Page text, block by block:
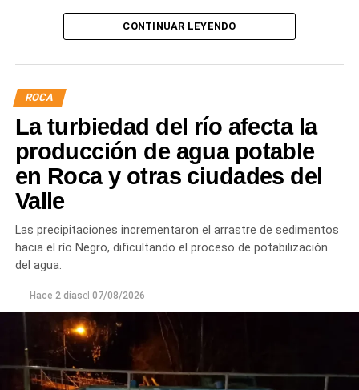
La obra incluye la demolición de losas deterioradas, la
requieren, la ejecución de un nuevo revestimiento de
hormigón reforzado con malla de acero y el sellado de
juntas para mejorar la durabilidad de la infraestructura.
Desde el DPA destacaron que esta intervención forma
parte del plan de mantenimiento y renovación de la
infraestructura hídrica provincial, con el propósito de
optimizar la conducción del agua, preservar el Canal
seguro para los productores del Alto Valle.
CONTINUAR LEYENDO
ROCA
La turbiedad del río afecta la
producción de agua potable
en Roca y otras ciudades del
Valle
Las precipitaciones incrementaron el arrastre de sedimentos
hacia el río Negro, dificultando el proceso de potabilización
del agua.
Hace 2 díasel 07/08/2026